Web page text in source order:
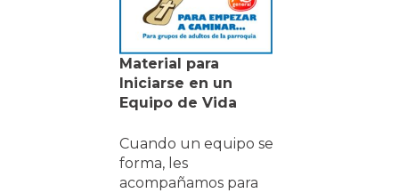
Material para
Iniciarse en un
Equipo de Vida
Cuando un equipo se
forma, les
acompañamos para